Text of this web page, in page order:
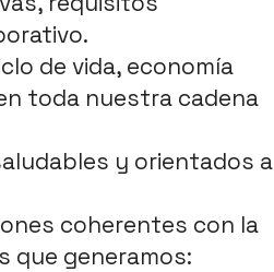
de vida, economía
toda nuestra cadena
y orientados a
coherentes con la
que generamos: